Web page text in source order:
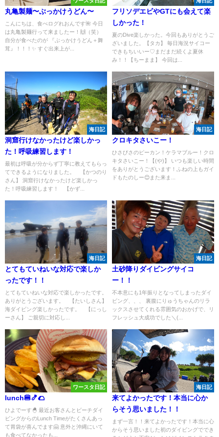
丸亀製麺〜ぶっかけうどん〜
こんにちは、食べログれおんです🌺 今日
は丸亀製麺行って来ましたー！🙌（笑）
自分が食べたのが 『ぶっかけうどん＋舞
茸』！！！✨ すぐ出来上が...
フリソデエビやGTにも会えて楽
しかった！
夏のDive楽しかった。今回もありがとうご
ざいました。【タカ】 毎日海況サイコー
できもちいいー♡まだまだ続くよ夏休
み！！【ちーまま】 今回は...
海日記
洞窟行けなかったけど楽しかっ
た！呼吸練習します！
最初は呼吸が分からず丁寧に教えてもらっ
てできるようになりました。 【かつのり
さん】 洞窟行けなかったけど楽しかっ
た！呼吸練習します！ 【かず...
海日記
クロキタさいこー！
ひさびさのピーカン！ケラマブルー！クロ
キタさいこー！【(や)】 いつも楽しい時間
をありがとうございます！ふねの上もガイ
ドもたのしー😊また来ま...
海日記
とてもていねいな対応で楽しか
ったです！！
とてもていねいな対応で楽しかったです。
ありがとうございます。 【たいしさん】
海ダイビング楽しかったです。 【にっし
ーさん】 ご親切に対応し...
海日記
土砂降りダイビングサイコ
ー！！
不本意にも1年振りとなってしまったダイ
ビング、、、 裏腹にりゅうちゃんのリラ
ックスさせてくれる雰囲気のおかげで、リ
フレッシュ大成功でした＼(...
ワースタ日記
lunch🍔🍤🌮
ひよでーす🐣 最近お客さんとビーチダイ
ビングからのLunch Timeがたくさんあっ
て胃袋が喜んでます🤗 意外と沖縄にいて
も食べてなかったも...
海日記
来てよかったです！本当に心か
らそう思いました！！
まず一言！！来てよかったです！本当に心
からそう思いました初のダイビングででき